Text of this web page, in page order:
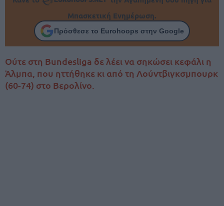
Μπασκετική Ενημέρωση.
Πρόσθεσε το Eurohoops στην Google
Ούτε στη Bundesliga δε λέει να σηκώσει κεφάλι η
Άλμπα, που ηττήθηκε κι από τη Λούντβιγκσμπουρκ
(60-74) στο Βερολίνο.